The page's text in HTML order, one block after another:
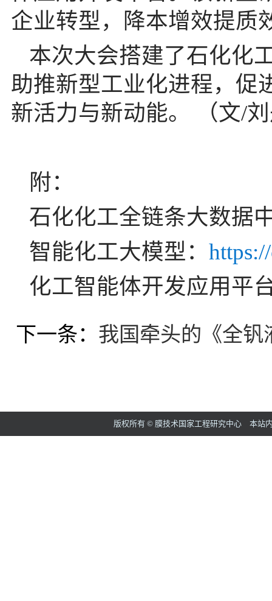
企业转型，降本增效提质
本次大会搭建了石化化
助推新型工业化进程，促
新活力与新动能。 （文/
附：
石化化工全链条大数据
智能化工大模型：
化工智能体开发应用平
下一条： 我国牵头的《全
版权所有 © 膜技术国家工程研究中心 本站